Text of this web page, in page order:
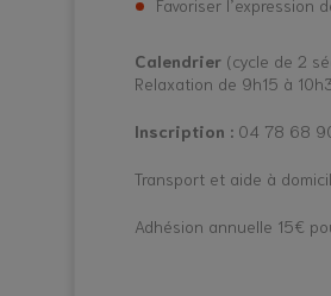
Favoriser l’expression
Calendrier (cycle de 2
Relaxation de 9h15 à
Inscription : 04 78 68
Transport et aide à
Adhésion annuelle 15€